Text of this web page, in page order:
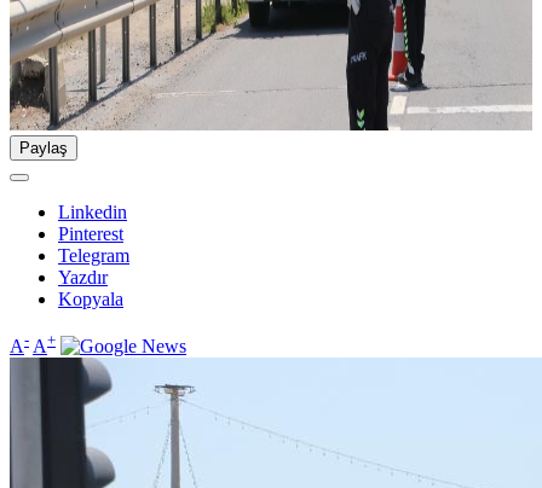
Paylaş
Linkedin
Pinterest
Telegram
Yazdır
Kopyala
A- A+